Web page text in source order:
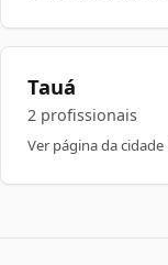
Tauá
2 profissionais
Ver página da